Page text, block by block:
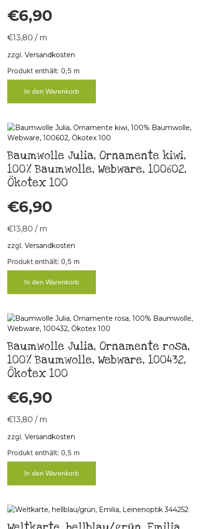
€6,90
€13,80 / m
zzgl. Versandkosten
Produkt enthält: 0,5 m
In den Warenkorb
Baumwolle Julia, Ornamente kiwi,
100% Baumwolle, Webware, 100602,
Ökotex 100
€6,90
€13,80 / m
zzgl. Versandkosten
Produkt enthält: 0,5 m
In den Warenkorb
Baumwolle Julia, Ornamente rosa,
100% Baumwolle, Webware, 100432,
Ökotex 100
€6,90
€13,80 / m
zzgl. Versandkosten
Produkt enthält: 0,5 m
In den Warenkorb